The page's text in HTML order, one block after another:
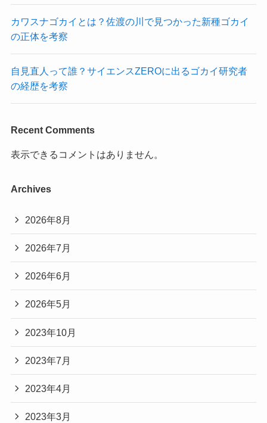
カワスナゴカイとは？佐渡の川で見つかった新種ゴカイ
の正体を考察
自見直人って誰？サイエンスZEROに出るゴカイ研究者
の経歴を考察
Recent Comments
表示できるコメントはありません。
Archives
2026年8月
2026年7月
2026年6月
2026年5月
2023年10月
2023年7月
2023年4月
2023年3月